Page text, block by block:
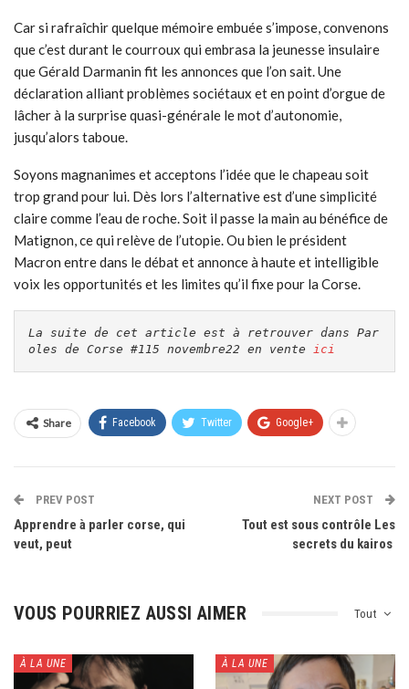
Car si rafraîchir quelque mémoire embuée s’impose, convenons
que c’est durant le courroux qui embrasa la jeunesse insulaire
que Gérald Darmanin fit les annonces que l’on sait. Une
déclaration alliant problèmes sociétaux et en point d’orgue de
lâcher à la surprise quasi-générale le mot d’autonomie,
jusqu’alors taboue.
Soyons magnanimes et acceptons l’idée que le chapeau soit
trop grand pour lui. Dès lors l’alternative est d’une simplicité
claire comme l’eau de roche. Soit il passe la main au bénéfice de
Matignon, ce qui relève de l’utopie. Ou bien le président
Macron entre dans le débat et annonce à haute et intelligible
voix les opportunités et les limites qu’il fixe pour la Corse.
La suite de cet article est à retrouver dans Par
oles de Corse #115 novembre22 en vente ici
Share Facebook Twitter Google+
PREV POST
Apprendre à parler corse, qui
veut, peut
NEXT POST
Tout est sous contrôle Les
secrets du kairos
Tout
VOUS POURRIEZ AUSSI AIMER
À LA UNE À LA UNE